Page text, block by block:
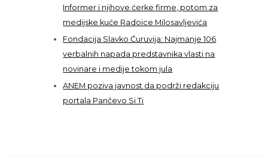
Informer i njihove ćerke firme, potom za
medijske kuće Radoice Milosavljevića
Fondacija Slavko Ćuruvija: Najmanje 106
verbalnih napada predstavnika vlasti na
novinare i medije tokom jula
ANEM poziva javnost da podrži redakciju
portala Pančevo Si Ti